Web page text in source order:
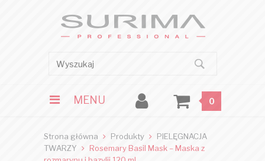
MENU 0
Strona główna Produkty
PIELĘGNACJA
TWARZY
Rosemary Basil Mask – Maska z